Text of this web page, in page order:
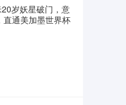
岁妖星破门，意
直通美加墨世界杯